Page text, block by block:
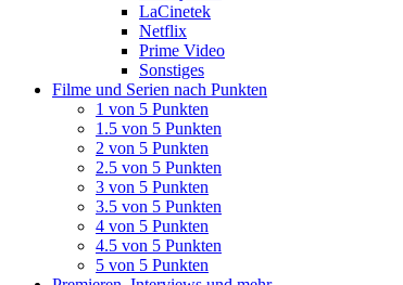
LaCinetek
Netflix
Prime Video
Sonstiges
Filme und Serien nach Punkten
1 von 5 Punkten
1.5 von 5 Punkten
2 von 5 Punkten
2.5 von 5 Punkten
3 von 5 Punkten
3.5 von 5 Punkten
4 von 5 Punkten
4.5 von 5 Punkten
5 von 5 Punkten